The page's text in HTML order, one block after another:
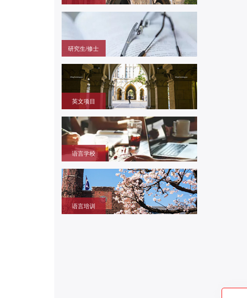
申请目标大学
研究生/修士
研究科就读的offer
英文项目
本大学学部/修士/博士课程
语言学校
学考试过渡阶段
语言培训